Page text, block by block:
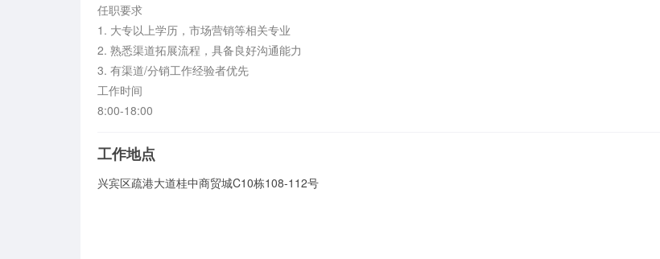
任职要求
1. 大专以上学历，市场营销等相关专业
2. 熟悉渠道拓展流程，具备良好沟通能力
3. 有渠道/分销工作经验者优先
工作时间
8:00-18:00
工作地点
兴宾区疏港大道桂中商贸城C10栋108-112号